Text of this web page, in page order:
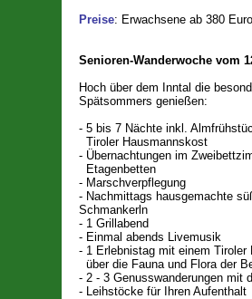
Preise: Erwachsene ab 380
Senioren-Wanderwoche vom
Hoch über dem Inntal die
Spätsommers genießen:
- 5 bis 7 Nächte inkl.
Tiroler Hausmannskost
- Übernachtungen im
Etagenbetten
- Marschverpflegung
- Nachmittags hausgemachte
Schmankerln
- 1 Grillabend
- Einmal abends Livemusik
- 1 Erlebnistag mit einem Tiroler
über die Fauna und Flora der
- 2 - 3 Genusswanderungen mit
- Leihstöcke für Ihren Aufenthalt